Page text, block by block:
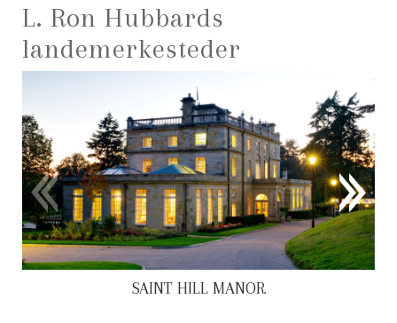
L. Ron Hubbards
landemerkesteder
SAINT HILL MANOR